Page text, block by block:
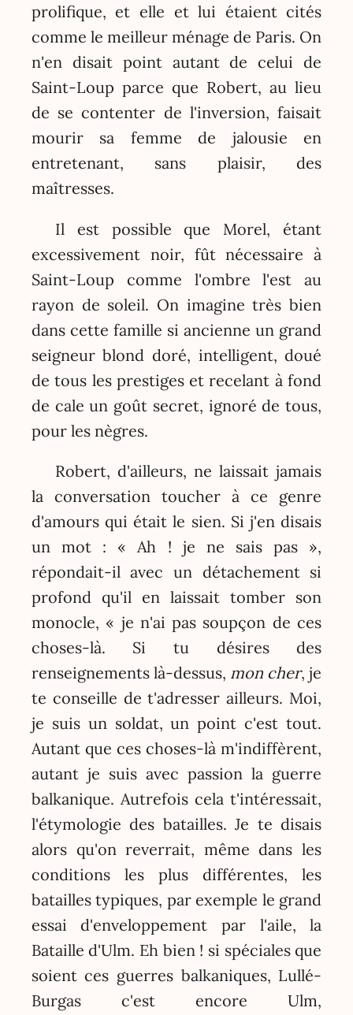
prolifique, et elle et lui étaient cités
comme le meilleur ménage de Paris. On
n'en disait point autant de celui de
Saint-Loup parce que Robert, au lieu
de se contenter de l'inversion, faisait
mourir sa femme de jalousie en
entretenant, sans plaisir, des
maîtresses.
Il est possible que Morel, étant
excessivement noir, fût nécessaire à
Saint-Loup comme l'ombre l'est au
rayon de soleil. On imagine très bien
dans cette famille si ancienne un grand
seigneur blond doré, intelligent, doué
de tous les prestiges et recelant à fond
de cale un goût secret, ignoré de tous,
pour les nègres.
Robert, d'ailleurs, ne laissait jamais
la conversation toucher à ce genre
d'amours qui était le sien. Si j'en disais
un mot : « Ah ! je ne sais pas »,
répondait-il avec un détachement si
profond qu'il en laissait tomber son
monocle, « je n'ai pas soupçon de ces
choses-là. Si tu désires des
renseignements là-dessus, mon cher, je
te conseille de t'adresser ailleurs. Moi,
je suis un soldat, un point c'est tout.
Autant que ces choses-là m'indiffèrent,
autant je suis avec passion la guerre
balkanique. Autrefois cela t'intéressait,
l'étymologie des batailles. Je te disais
alors qu'on reverrait, même dans les
conditions les plus différentes, les
batailles typiques, par exemple le grand
essai d'enveloppement par l'aile, la
Bataille d'Ulm. Eh bien ! si spéciales que
soient ces guerres balkaniques, Lullé-
Burgas c'est encore Ulm,